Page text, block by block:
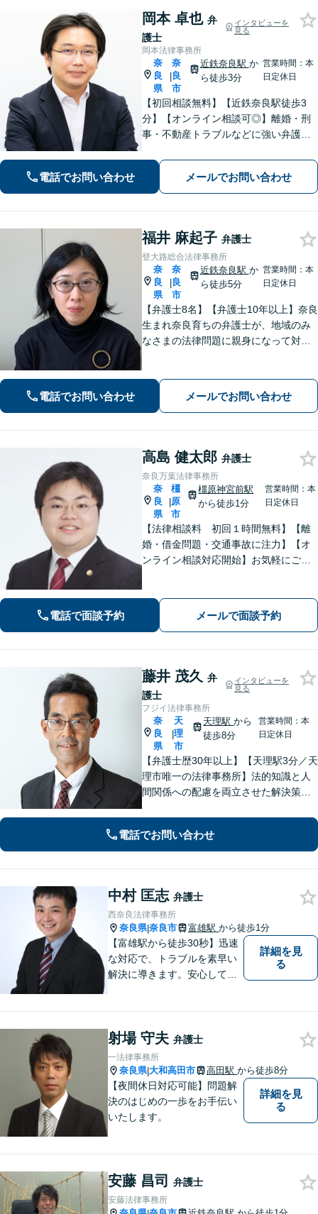
岡本 卓也 弁
護士
インタビューを
見る
岡本法律事務所
奈
良
県
|
奈
良
市
近鉄奈良駅 か
ら徒歩3分
営業時間：本
日定休日
【初回相談無料】【近鉄奈良駅徒歩3
分】【オンライン相談可◎】離婚・刑
事・不動産トラブルなどに強い弁護士
対応しています。お一人で悩まれず、
まずはお気軽に電話いただけたらと思
います。【土日夜間面談】【出張相
談】
電話でお問い合わせ メールでお問い合わせ
福井 麻起子 弁護士
登大路総合法律事務所
奈
良
県
|
奈
良
市
近鉄奈良駅 か
ら徒歩5分
営業時間：本
日定休日
【弁護士8名】【弁護士10年以上】奈良
生まれ奈良育ちの弁護士が、地域のみ
なさまの法律問題に親身になって対応
を伺うことを大切にしています【近鉄
奈良駅5分】【オンライン相談可】
電話でお問い合わせ メールでお問い合わせ
高島 健太郎 弁護士
奈良万葉法律事務所
奈
良
県
|
橿
原
市
橿原神宮前駅
から徒歩1分
営業時間：本
日定休日
【法律相談料 初回１時間無料】【離
婚・借金問題・交通事故に注力】【オ
ンライン相談対応開始】お気軽にご相
ます。【土日・夜間相談に対応】
電話で面談予約 メールで面談予約
藤井 茂久 弁
護士
インタビューを
見る
フジイ法律事務所
奈
良
県
|
天
理
市
天理駅から
徒歩8分
営業時間：本
日定休日
【弁護士歴30年以上】【天理駅3分／天
理市唯一の法律事務所】法的知識と人
間関係への配慮を両立させた解決策を
法書士・不動産鑑定士など」相続に関
わる問題を総合的に解決へ導きます
電話でお問い合わせ
中村 匡志 弁護士
西奈良法律事務所
奈良県|奈良市 富雄駅 から徒歩1分
【富雄駅から徒歩30秒】迅速
な対応で、トラブルを素早い
解決に導きます。安心して話
続・遺言・交通事故・借金・
債務整理などはお任せくださ
い。
詳細を見
る
射場 守夫 弁護士
一法律事務所
奈良県|大和高田市 高田駅 から徒歩8分
【夜間休日対応可能】問題解
決のはじめの一歩をお手伝い
いたします。
詳細を見
る
安藤 昌司 弁護士
安藤法律事務所